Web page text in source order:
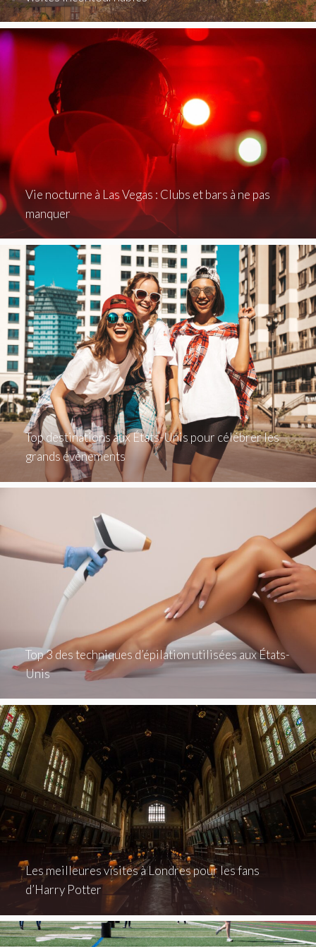
Vie nocturne à Las Vegas : Clubs et bars à ne pas
manquer
Top destinations aux États-Unis pour célébrer les
grands événements
Top 3 des techniques d’épilation utilisées aux États-
Unis
Les meilleures visites à Londres pour les fans
d’Harry Potter